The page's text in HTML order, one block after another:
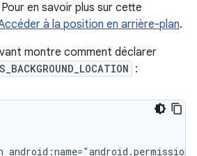
en savoir plus sur cette
à la position en arrière-plan.
montre comment déclarer
: